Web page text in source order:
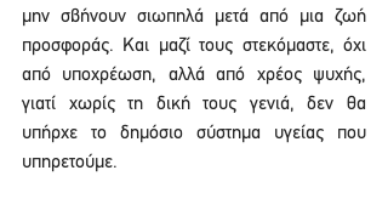
μην σβήνουν σιωπηλά μετά από μια ζωή
προσφοράς. Και μαζί τους στεκόμαστε, όχι
από υποχρέωση, αλλά από χρέος ψυχής,
γιατί χωρίς τη δική τους γενιά, δεν θα
υπήρχε το δημόσιο σύστημα υγείας που
υπηρετούμε.